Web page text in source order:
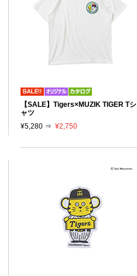
【SALE】Tigers×MUZIK TIGER Tシ
ャツ
¥5,280 ⇒ ¥2,750